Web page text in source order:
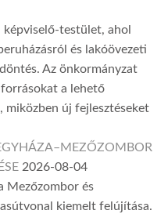
testület, ahol
és lakóövezeti
Az önkormányzat
a lehető
miközben új fejlesztéseket
2026-08-04
Mezőzombor és
kiemelt felújítása.